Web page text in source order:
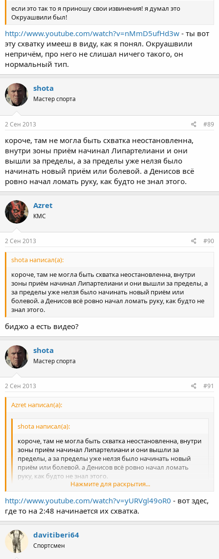
если это так то я приношу свои извинения! я думал это
Окруашвили был!
http://www.youtube.com/watch?v=nMmD5ufHd3w - ты вот
эту схватку имееш в виду, как я понял. Окруашвили
непричём, про него не слишал ничего такого, он
нормальный тип.
shota
Мастер спорта
2 Сен 2013 #89
короче, там не могла быть схватка неостановленна,
внутри зоны приём начинал Липартелиани и они
вышли за пределы, а за пределы уже нелзя было
начинать новый приём или болевой. а Денисов всё
ровно начал ломать руку, как будто не знал этого.
Azret
КМС
2 Сен 2013 #90
shota написал(а):
короче, там не могла быть схватка неостановленна, внутри
зоны приём начинал Липартелиани и они вышли за пределы, а
за пределы уже нелзя было начинать новый приём или
болевой. а Денисов всё ровно начал ломать руку, как будто не
знал этого.
биджо а есть видео?
shota
Мастер спорта
2 Сен 2013 #91
Azret написал(а):
shota написал(а):
короче, там не могла быть схватка неостановленна, внутри
зоны приём начинал Липартелиани и они вышли за
пределы, а за пределы уже нелзя было начинать новый
приём или болевой. а Денисов всё ровно начал ломать
руку, как будто не знал этого.
Нажмите для раскрытия...
Нажмите для раскрытия...
http://www.youtube.com/watch?v=yURVgl49oR0 - вот здес,
где то на 2:48 начинается их схватка.
davitiberi64
Спортсмен